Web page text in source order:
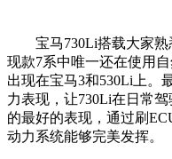
宝马730Li搭载大家熟
现款7系中唯一还在使用
出现在宝马3和530Li上。
力表现，让730Li在日常
的最好的表现，通过刷
动力系统能够完美发挥。